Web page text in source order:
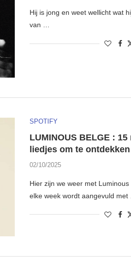
Hij is jong en weet wellicht wat
van …
SPOTIFY
LUMINOUS BELGE :
liedjes om te ontdekken
02/10/2025
Hier zijn we weer met
elke week wordt aangevuld met